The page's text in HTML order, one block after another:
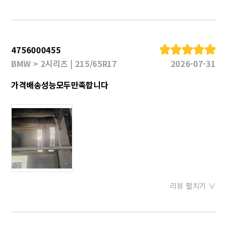
4756000455
BMW > 2시리즈 | 215/65R17
2026-07-31
가격배송성능모두만족합니다
리뷰 펼치기 ∨